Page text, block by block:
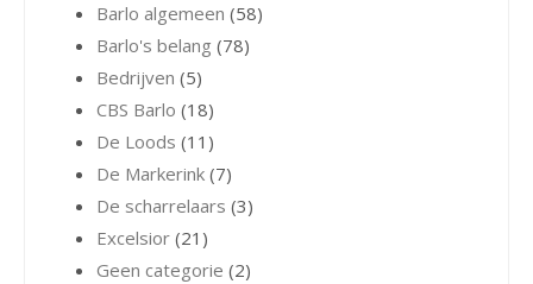
Barlo algemeen (58)
Barlo's belang (78)
Bedrijven (5)
CBS Barlo (18)
De Loods (11)
De Markerink (7)
De scharrelaars (3)
Excelsior (21)
Geen categorie (2)